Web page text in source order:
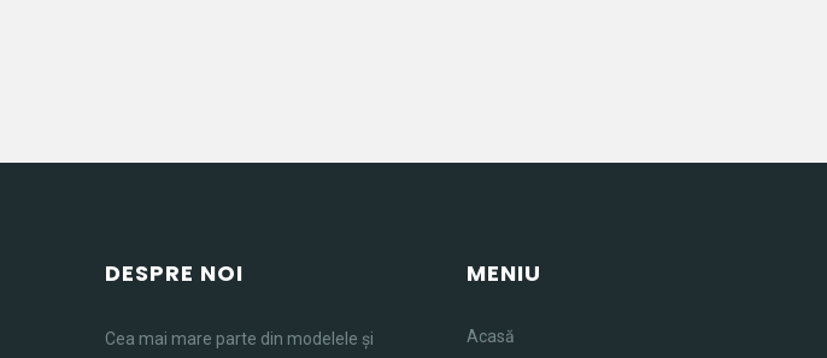
DESPRE NOI
Cea mai mare parte din modelele și
MENIU
Acasă